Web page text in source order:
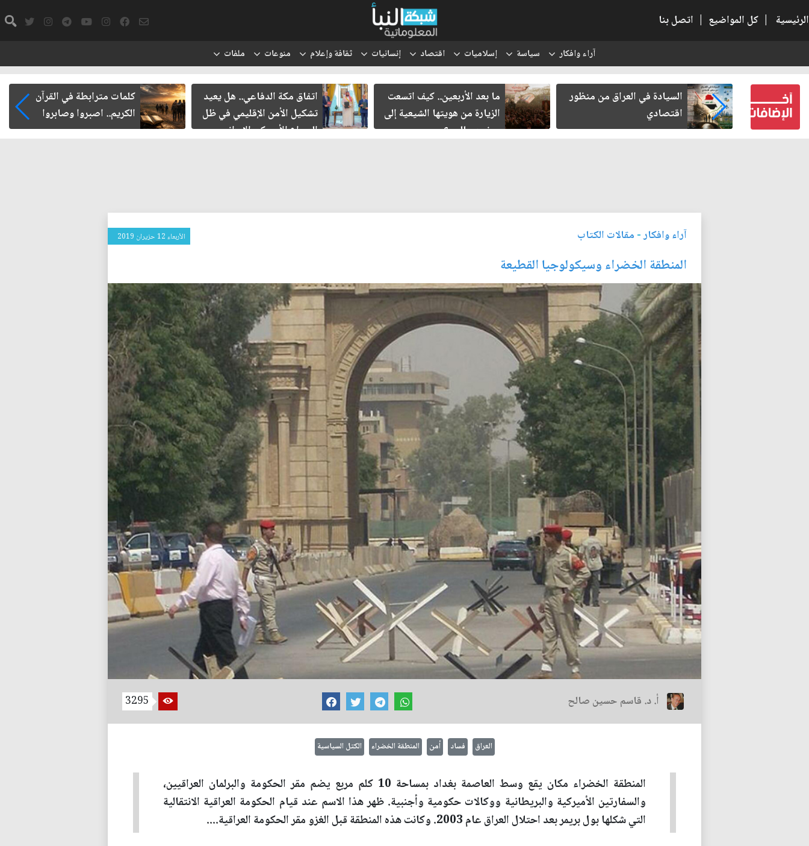
الرئيسية | كل المواضيع | اتصل بنا
آراء وافكار سياسة إسلاميات اقتصاد إنسانيات ثقافة وإعلام منوعات ملفات
بعد أخذ
السيادة في العراق من منظور
اقتصادي
ما بعد الأربعين.. كيف اتسعت
الزيارة من هويتها الشيعية إلى
حضور عالمي؟
اتفاق مكة الدفاعي.. هل يعيد
تشكيل الأمن الإقليمي في ظل
الصراع الأميركي الإيراني
كلمات مترابطة في القرآن
الكريم.. اصبروا وصابروا
آراء وافكار- مقالات الكتاب الأربعاء 12 حزيران 2019
المنطقة الخضراء وسيكولوجيا القطيعة
أ. د. قاسم حسين صالح 3295
العراق فساد أمن المنطقة الخضراء الكتل السياسية
المنطقة الخضراء مكان يقع وسط العاصمة بغداد بمساحة 10 كلم مربع يضم مقر الحكومة والبرلمان العراقيين،
والسفارتين الأميركية والبريطانية ووكالات حكومية وأجنبية. ظهر هذا الاسم عند قيام الحكومة العراقية الانتقالية
التي شكلها بول بريمر بعد احتلال العراق عام 2003. وكانت هذه المنطقة قبل الغزو مقر الحكومة العراقية....